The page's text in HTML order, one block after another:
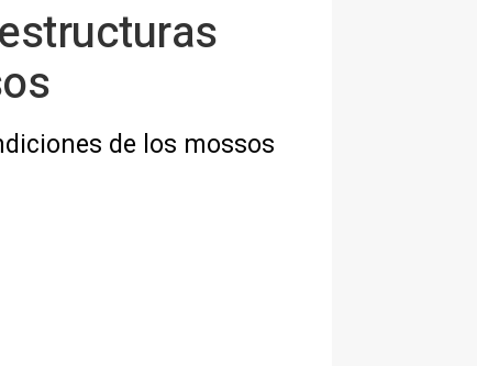
de los mossos